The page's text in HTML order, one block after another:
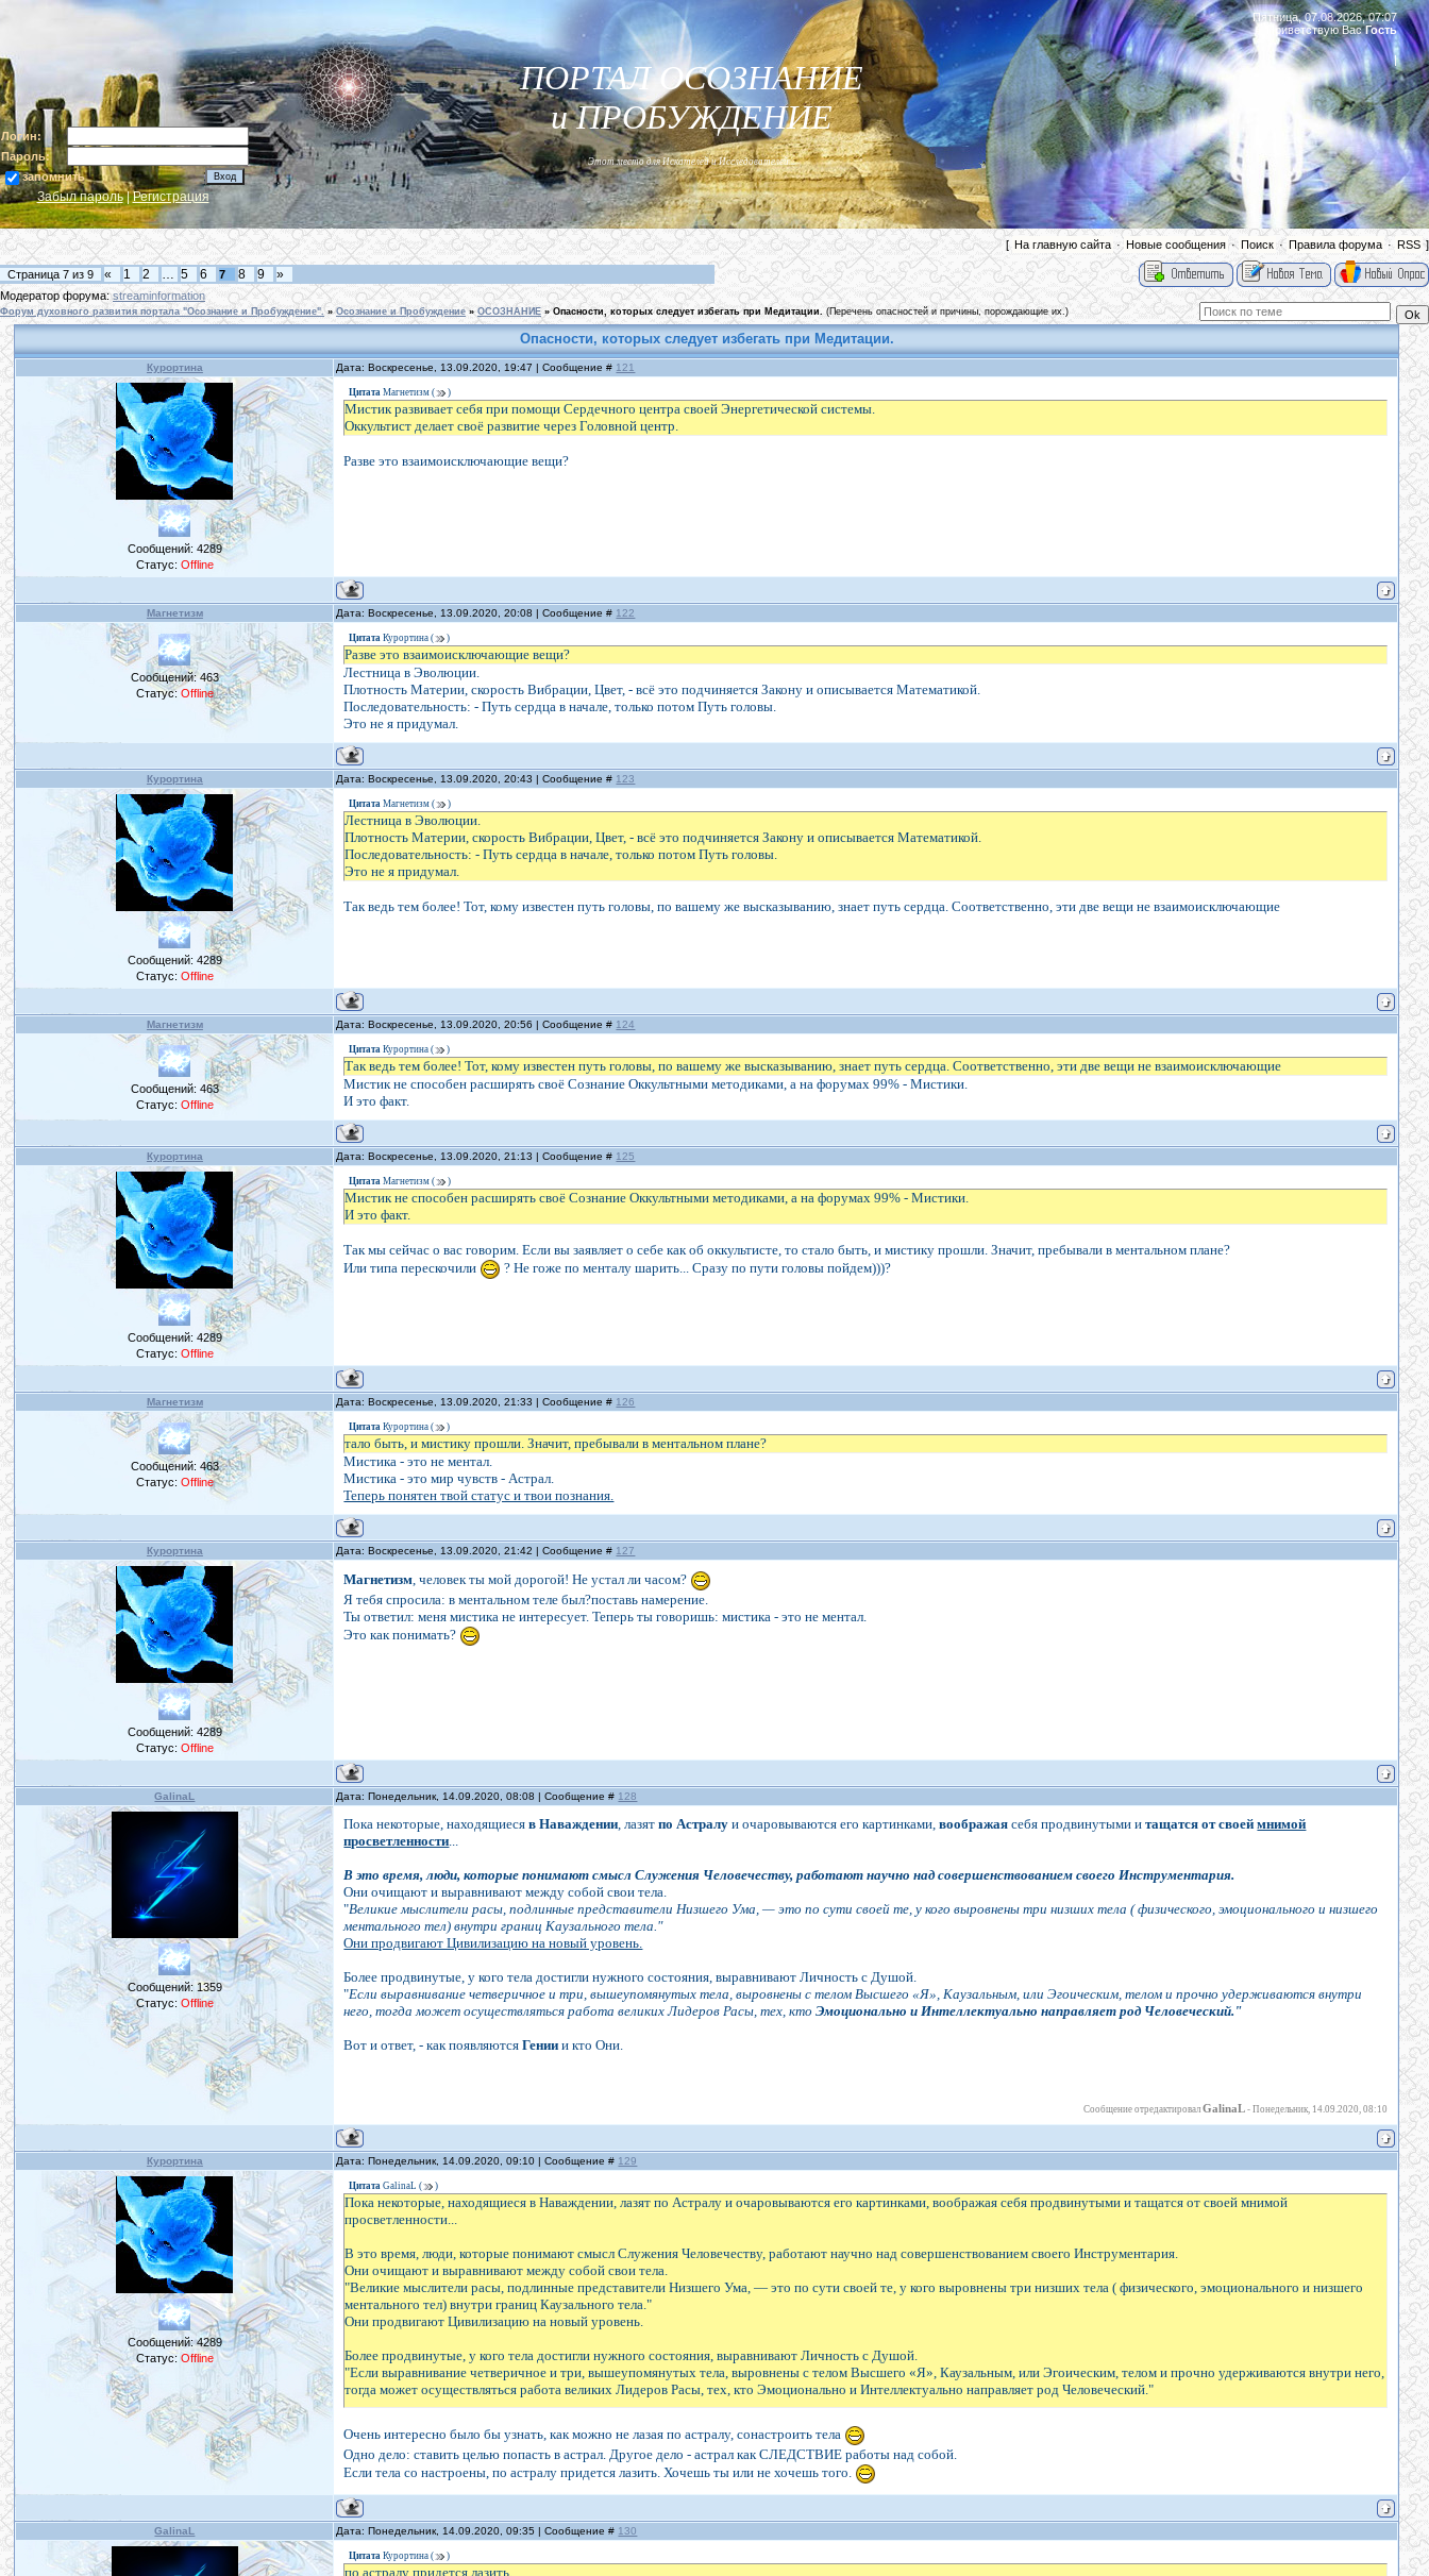
Логин:
Пароль:
запомнить
Забыл пароль|Регистрация
ПОРТАЛ ОСОЗНАНИЕ
и ПРОБУЖДЕНИЕ
Этот место для Искателей и Исследователей...
Пятница, 07.08.2026, 07:07
Приветствую ВасГость
|
[ На главную сайта · Новые сообщения· Поиск · Правила форума · RSS ]
Страница 7 из 9 « 1 2 … 5 6 7 8 9 »
Модератор форума:streaminformation
Форум духовного развития портала "Осознание и Пробуждение". » Осознание и Пробуждение » ОСОЗНАНИЕ » Опасности, которых следует избегать при Медитации. (Перечень опасностей и причины, порождающие их.)
Опасности, которых следует избегать при Медитации.
Курортина Дата: Воскресенье, 13.09.2020, 19:47 | Сообщение # 121
Сообщений: 4289
Статус: Offline
Цитата Магнетизм ( )
Мистик развивает себя при помощи Сердечного центра своей Энергетической системы.
Оккультист делает своё развитие через Головной центр.
Разве это взаимоисключающие вещи?
Магнетизм Дата: Воскресенье, 13.09.2020, 20:08 | Сообщение # 122
Сообщений:463
Статус: Offline
Цитата Курортина ( )
Разве это взаимоисключающие вещи?
Лестница в Эволюции.
Плотность Материи, скорость Вибрации, Цвет, - всё это подчиняется Закону и описывается Математикой.
Последовательность: - Путь сердца в начале, только потом Путь головы.
Это не я придумал.
Курортина Дата: Воскресенье, 13.09.2020, 20:43 | Сообщение # 123
Сообщений: 4289
Статус: Offline
Цитата Магнетизм ( )
Лестница в Эволюции.
Плотность Материи, скорость Вибрации, Цвет, - всё это подчиняется Закону и описывается Математикой.
Последовательность: - Путь сердца в начале, только потом Путь головы.
Это не я придумал.
Так ведь тем более! Тот, кому известен путь головы, по вашему же высказыванию, знает путь сердца. Соответственно, эти две вещи не взаимоисключающие
Магнетизм Дата: Воскресенье, 13.09.2020, 20:56 | Сообщение # 124
Сообщений: 463
Статус: Offline
Цитата Курортина ( )
Так ведь тем более! Тот, кому известен путь головы, по вашему же высказыванию, знает путь сердца. Соответственно, эти две вещи не взаимоисключающие
Мистик не способен расширять своё Сознание Оккультными методиками, а на форумах 99% - Мистики.
И это факт.
Курортина Дата: Воскресенье, 13.09.2020, 21:13 | Сообщение # 125
Сообщений: 4289
Статус: Offline
Цитата Магнетизм ( )
Мистик не способен расширять своё Сознание Оккультными методиками, а на форумах 99% - Мистики.
И это факт.
Так мы сейчас о вас говорим. Если вы заявляет о себе как об оккультисте, то стало быть, и мистику прошли. Значит, пребывали в ментальном плане?
Или типа перескочили
? Не гоже по менталу шарить... Сразу по пути головы пойдем)))?
Магнетизм Дата: Воскресенье, 13.09.2020, 21:33 | Сообщение # 126
Сообщений: 463
Статус: Offline
Цитата Курортина ( )
тало быть, и мистику прошли. Значит, пребывали в ментальном плане?
Мистика - это не ментал.
Мистика - это мир чувств - Астрал.
Теперь понятен твой статус и твои познания.
Курортина Дата: Воскресенье, 13.09.2020, 21:42 | Сообщение # 127
Сообщений: 4289
Статус: Offline
Магнетизм, человек ты мой дорогой! Не устал ли часом?
Я тебя спросила: в ментальном теле был?поставь намерение.
Ты ответил: меня мистика не интересует. Теперь ты говоришь: мистика - это не ментал.
Это как понимать?
GalinaL Дата: Понедельник, 14.09.2020, 08:08 | Сообщение # 128
Сообщений: 1359
Статус: Offline
Пока некоторые, находящиесяв Наваждении, лазятпо Астралу и очаровываются его картинками,воображаясебя продвинутыми итащатся от своеймнимой
просветленности...
В это время, люди, которые понимают смысл Служения Человечеству, работают научно над совершенствованием своего Инструментария.
Они очищают и выравнивают между собой свои тела.
"Великие мыслители расы, подлинные представители Низшего Ума, — это по сути своей те, у кого выровнены три низших тела ( физического, эмоционального и низшего
ментального тел) внутри границ Каузального тела."
Они продвигают Цивилизацию на новый уровень.
Более продвинутые, у кого тела достигли нужного состояния, выравнивают Личность с Душой.
"Если выравнивание четверичное и три, вышеупомянутых тела, выровнены с телом Высшего «Я», Каузальным, или Эгоическим, телом и прочно удерживаются внутри
него, тогда может осуществляться работа великих Лидеров Расы, тех, ктоЭмоционально и Интеллектуально направляет род Человеческий."
Вот и ответ, - как появляютсяГении и кто Они.
Сообщение отредактировалGalinaL -Понедельник, 14.09.2020, 08:10
Курортина Дата: Понедельник, 14.09.2020, 09:10 | Сообщение # 129
Сообщений:4289
Статус: Offline
Цитата GalinaL ( )
Пока некоторые, находящиеся в Наваждении, лазят по Астралу и очаровываются его картинками, воображая себя продвинутыми и тащатся от своей мнимой
просветленности...
В это время, люди, которые понимают смысл Служения Человечеству, работают научно над совершенствованием своего Инструментария.
Они очищают и выравнивают между собой свои тела.
"Великие мыслители расы, подлинные представители Низшего Ума, — это по сути своей те, у кого выровнены три низших тела ( физического, эмоционального и низшего
ментального тел) внутри границ Каузального тела."
Они продвигают Цивилизацию на новый уровень.
Более продвинутые, у кого тела достигли нужного состояния, выравнивают Личность с Душой.
"Если выравнивание четверичное и три, вышеупомянутых тела, выровнены с телом Высшего «Я», Каузальным, или Эгоическим, телом и прочно удерживаются внутри него,
тогда может осуществляться работа великих Лидеров Расы, тех, кто Эмоционально и Интеллектуально направляет род Человеческий."
Очень интересно было бы узнать, как можно не лазая по астралу, сонастроить тела
Одно дело: ставить целью попасть в астрал. Другое дело - астрал как СЛЕДСТВИЕ работы над собой.
Если тела со настроены, по астралу придется лазить. Хочешь ты или не хочешь того.
GalinaL Дата: Понедельник, 14.09.2020, 09:35 | Сообщение # 130
Цитата Курортина ( )
по астралу придется лазить.